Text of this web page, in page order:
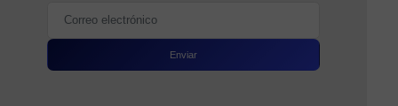
Enviar